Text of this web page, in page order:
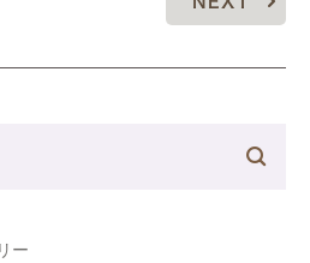
ー